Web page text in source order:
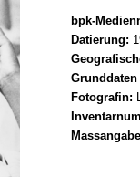
bpk-
Datierung:
Fotografin: